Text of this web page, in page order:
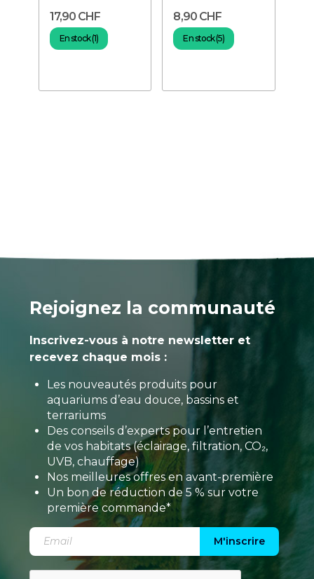
aquarium
17,90 CHF
En stock (1)
8,90 CHF
En stock (5)
Rejoignez la communauté
Inscrivez-vous à notre newsletter et
recevez chaque mois :
Les nouveautés produits pour
aquariums d’eau douce, bassins et
terrariums
Des conseils d’experts pour l’entretien
de vos habitats (éclairage, filtration, CO₂,
UVB, chauffage)
Nos meilleures offres en avant-première
Un bon de réduction de 5 % sur votre
première commande*
M'inscrire